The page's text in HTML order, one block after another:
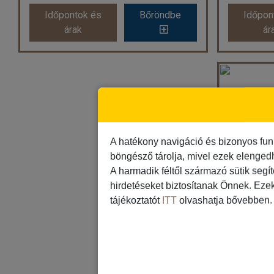
árak
Időpontok és
árak
Bőröndbe
Ország:
Ellátás:Teljes ellátás
Szálláskategória:
Hajó kabin
garanciális belső kabin
Időtartam:5 éj
Időpont: 2026-09-26 | 5 éj
A hatékony navigáció és bizonyos
böngésző tárolja, mivel ezek
A harmadik féltől származó sütik
hirdetéseket biztosítanak Önnek.
tájékoztatót ITT olvashatja bővebben.